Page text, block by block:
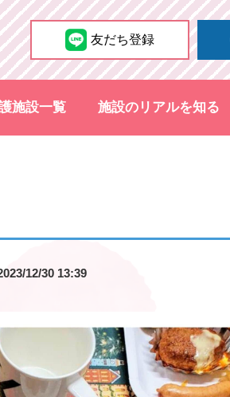
友だち登録
施設一覧 施設のリアルを知る
12/30 13:39